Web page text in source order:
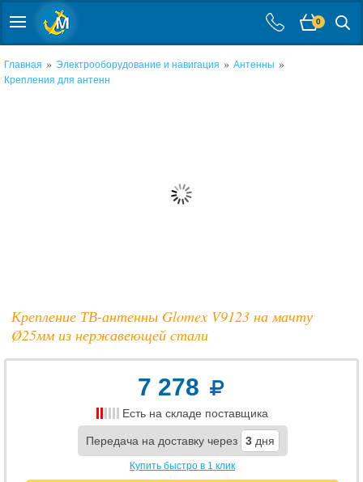
0
Главная » Электрооборудование и навигация » Антенны »
Крепления для антенн
Крепление ТВ-антенны Glomex V9123 на мачту
Ø25мм из нержавеющей стали
7 278
Есть на складе поставщика
Передача на доставку через 3 дня
Купить быстро в 1 клик